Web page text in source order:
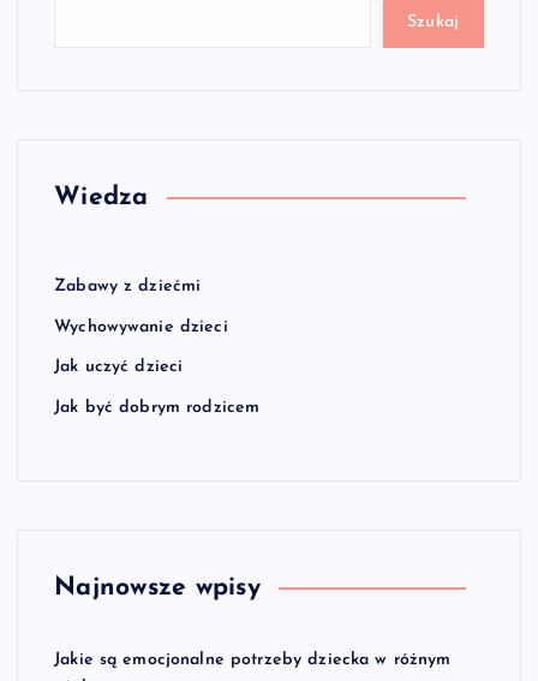
Szukaj
Wiedza
Zabawy z dziećmi
Wychowywanie dzieci
Jak uczyć dzieci
Jak być dobrym rodzicem
Najnowsze wpisy
Jakie są emocjonalne potrzeby dziecka w różnym